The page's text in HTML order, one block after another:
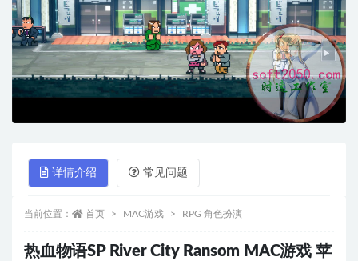
详情介绍 常见问题
当前位置： 首页 MAC游戏 RPG 角色扮演
热血物语SP River City Ransom MAC游戏 苹